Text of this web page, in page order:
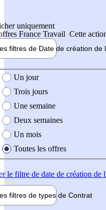
uniquement
France Travail Cette
filtres de Date de création de
création de l'offre
Un jour
Trois jours
Une semaine
Deux semaines
Un mois
Toutes les offres
le filtre de date de création de
filtres de types de Contrat